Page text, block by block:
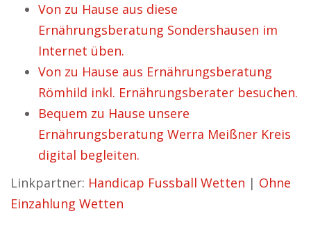
Von zu Hause aus diese
Ernährungsberatung Sondershausen im
Internet üben.
Von zu Hause aus Ernährungsberatung
Römhild inkl. Ernährungsberater besuchen.
Bequem zu Hause unsere
Ernährungsberatung Werra Meißner Kreis
digital begleiten.
Linkpartner: Handicap Fussball Wetten | Ohne
Einzahlung Wetten